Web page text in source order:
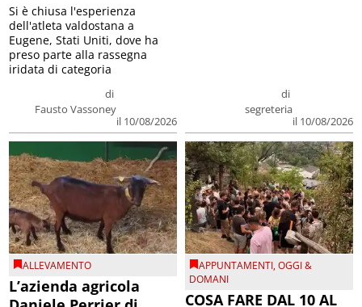
di
Fausto Vassoney
il 10/08/2026
Si è chiusa l'esperienza
dell'atleta valdostana a
Eugene, Stati Uniti, dove ha
preso parte alla rassegna
iridata di categoria
di
segreteria
il 10/08/2026
ALLEVAMENTO
L’azienda agricola
APPUNTAMENTI,OGGI &
DOMANI
COSA FARE DAL 10 AL